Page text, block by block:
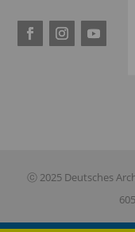
ⓒ 2025 Deutsches